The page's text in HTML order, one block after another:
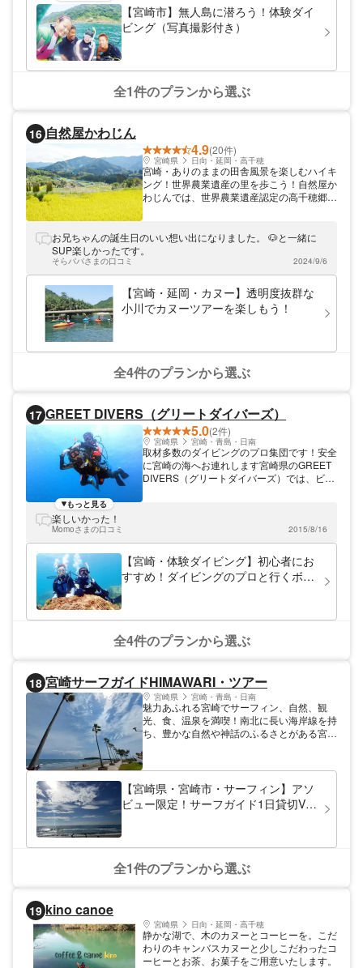
（撮影は海況によります）
【宮崎市】無人島に潜ろう！体験ダイ
ビング（写真撮影付き）
全1件のプランから選ぶ
16 自然屋かわじん
4.9(20件)
宮崎県 日向・延岡・高千穂
宮崎・ありのままの田舎風景を楽しむハイキ
ング！世界農業遺産の里を歩こう！自然屋か
わじんでは、世界農業遺産認定の高千穂郷・
パス）を、地元ガイドとのんびり会話しなが
気の集落を歩いてみれば、その地域ならでは
の歴史・文化への知見も自然と深まります。
普段なかなか見る機会の少ない宮崎の田舎の
風景を、ぜひゆったりご満喫ください。
お兄ちゃんの誕生日のいい想い出になりました。 🐶と一緒に
SUP楽しかったです。
そらパパさまの口コミ 2024/9/6
【宮崎・延岡・カヌー】透明度抜群な
小川でカヌーツアーを楽しもう！
全4件のプランから選ぶ
17 GREET DIVERS（グリートダイバーズ）
5.0(2件)
宮崎県 宮崎・青島・日南
取材多数のダイビングのプロ集団です！安全
に宮崎の海へお連れします宮崎県のGREET
DIVERS（グリートダイバーズ）では、ビギ
ディア取材多数のプロ集団が、宮崎の美しい
海をガイドします！ 宮崎県にあるGREET
DIVERS（グリートダイバーズ）は、多くの
テレビや雑誌に取材協力を行っております。
海を知り尽くし、誰よりも海を愛しているス
レクチャーを行います。まずはダイビング入
門として、気軽にご参加くださいませ！ ダ
イビングは、癒しのアクティビティ。独特の
ちになれます。たくさんの魚やサンゴにも出
会えるので、究極の癒しを体感できるでしょ
う。ココロもカラダもフリーになれるダイビ
ングは、一度体験すると、その感覚が忘れら
れなくなりますよ。 経験豊富なガイドだか
で、みなさまのファーストダイビングを体験
してみてください。
もっと見る
楽しいかった！
Momoさまの口コミ 2015/8/16
【宮崎・体験ダイビング】初心者にお
すすめ！ダイビングのプロと行くボー
全4件のプランから選ぶ
18 宮崎サーフガイドHIMAWARI・ツアー
宮崎県 宮崎・青島・日南
魅力あふれる宮崎でサーフィン、自然、観
光、食、温泉を満喫！南北に長い海岸線を持
ち、豊かな自然や神話のふるさとがある宮崎
深さがあります。「宮崎サーフガイド
HIMAWARI・ツアー」では、サーフィンだけ
でなく宮崎そのものを楽しんでいただけるよ
う、美味しいお食事処や観光スポットのご案
【宮崎県・宮崎市・サーフィン】アソ
ビュー限定！サーフガイド1日貸切VIP
全1件のプランから選ぶ
19 kino canoe
宮崎県 日向・延岡・高千穂
静かな湖で、木のカヌーとコーヒーを。こだ
わりのキャンバスカヌーと少しこだわったコ
ーヒーとお茶、お菓子をご用意いたします。